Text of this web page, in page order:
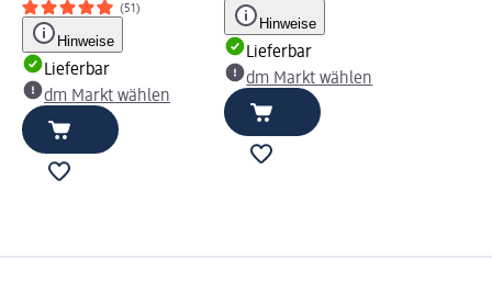
(51)
Hinweise
Lieferbar
dm Markt wählen
Hinweise
Lieferbar
dm Markt wählen